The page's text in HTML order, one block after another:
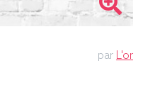
par L'or